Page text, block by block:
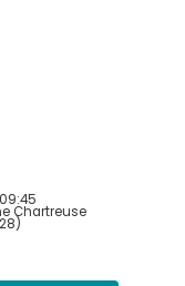
Chartreuse
)